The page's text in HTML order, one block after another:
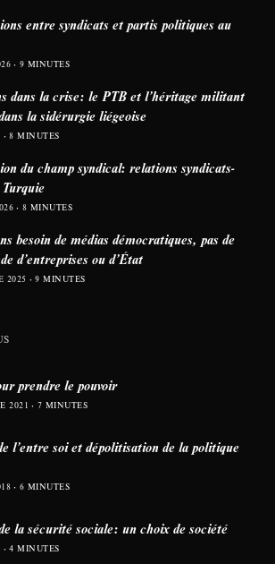
entre syndicats et partis politiques au
9 MINUTES
dans la crise: le PTB et l’héritage militant
la sidérurgie liégeoise
8 MINUTES
du champ syndical: relations syndicats-
8 MINUTES
besoin de médias démocratiques, pas de
d’entreprises ou d’État
2025 9 MINUTES
prendre le pouvoir
2021 7 MINUTES
l’entre soi et dépolitisation de la politique
6 MINUTES
la sécurité sociale: un choix de société
4 MINUTES